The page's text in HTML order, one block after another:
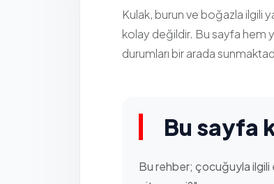
Kulak, burun ve boğazla ilgili
kolay değildir. Bu sayfa hem
durumları bir arada
Bu sayfa
Bu rehber; çocuğuyla ilgili